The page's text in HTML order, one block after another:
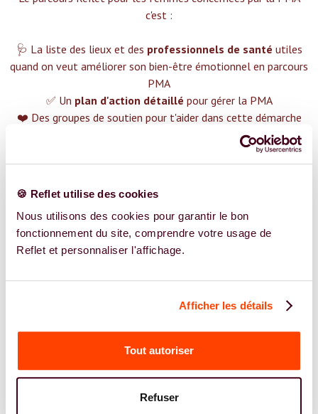
🍪 Reflet utilise des cookies
Nous utilisons des cookies pour garantir le bon
fonctionnement du site, comprendre votre usage de
Reflet et personnaliser l'affichage.
Afficher les détails
Tout autoriser
Refuser
c'est :‍
🩺 La liste des lieux et des professionnels de santé utiles
quand on veut améliorer son bien-être émotionnel en parcours
PMA
✅ Un plan d'action détaillé pour gérer la PMA
❤️ Des groupes de soutien pour t'aider dans cette démarche
😉 Du contenu avec tout ce que tu dois savoir surla PMA
TROUVER UN SPÉCIALISTE
Plus de 400 femmes déjà accompagnées !
Vous êtes Diététicienne expert.e.s en PMA ?
Vous êtes Diététicienne spécialiste dans dans
l'accompagnement des femmes et des couples sur la
Insémination, FIV, don de gamètes : comprendre les